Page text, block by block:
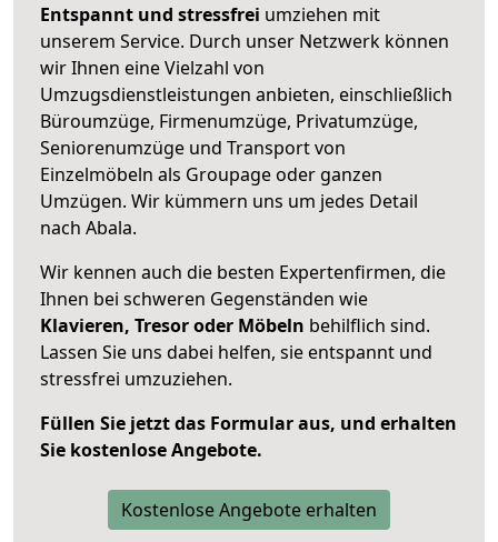
Entspannt und stressfrei umziehen mit
unserem Service. Durch unser Netzwerk können
wir Ihnen eine Vielzahl von
Umzugsdienstleistungen anbieten, einschließlich
Büroumzüge, Firmenumzüge, Privatumzüge,
Seniorenumzüge und Transport von
Einzelmöbeln als Groupage oder ganzen
Umzügen. Wir kümmern uns um jedes Detail
nach Abala.
Wir kennen auch die besten Expertenfirmen, die
Ihnen bei schweren Gegenständen wie
Klavieren, Tresor oder Möbeln behilflich sind.
Lassen Sie uns dabei helfen, sie entspannt und
stressfrei umzuziehen.
Füllen Sie jetzt das Formular aus, und erhalten
Sie kostenlose Angebote.
Kostenlose Angebote erhalten